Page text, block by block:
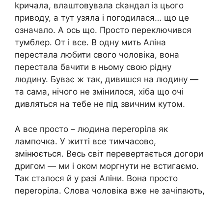
kpичала, влаштовувала ckaндал із цього
приводу, а тут узяла і погодилася… що це
означало. А ось що. Просто переключився
тумблер. От і все. В одну мить Аліна
перестала любити свого чоловіка, вона
перестала бачити в ньому свою рідну
людину. Буває ж так, дивишся на людину —
та сама, нічого не змінилося, хіба що очі
дивляться на тебе не під звичним кутом.
А все просто – людина пeperоріла як
лампочка. У житті все тимчасово,
змінюється. Весь світ перевертається догори
дригом — ми і оком моргнути не встигаємо.
Так сталося й у разі Аліни. Вона просто
переrоріла. Слова чоловіка вже не зачіпають,